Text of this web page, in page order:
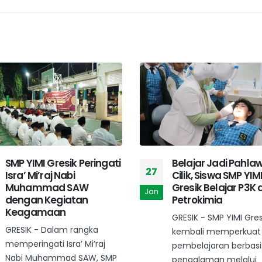
Belajar Jadi Pahlawan
Cilik, Siswa SMP YIMI
Gresik Belajar P3K di RS
Petrokimia
GRESIK - SMP YIMI Gresik
kembali memperkuat
pembelajaran berbasis
13
Jul
MPLS Hari Pertama
YIMI Gresik
Disiplin dan
Antiperundungan
GRESIK - KB-TK, SD,
YIMI Gresik mengawali
ajaran baru...
read more